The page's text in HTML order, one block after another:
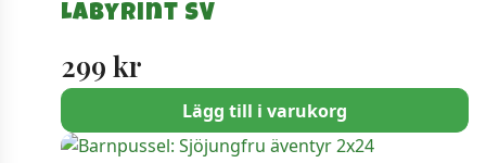
Labyrint SV
299 kr
Lägg till i varukorg